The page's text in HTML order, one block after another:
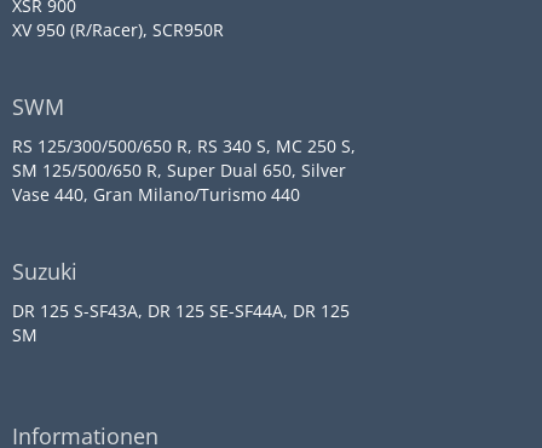
XSR 900
XV 950 (R/Racer), SCR950R
SWM
RS 125/300/500/650 R, RS 340 S, MC 250 S,
SM 125/500/650 R, Super Dual 650, Silver
Vase 440, Gran Milano/Turismo 440
Suzuki
DR 125 S-SF43A, DR 125 SE-SF44A, DR 125
SM
Informationen